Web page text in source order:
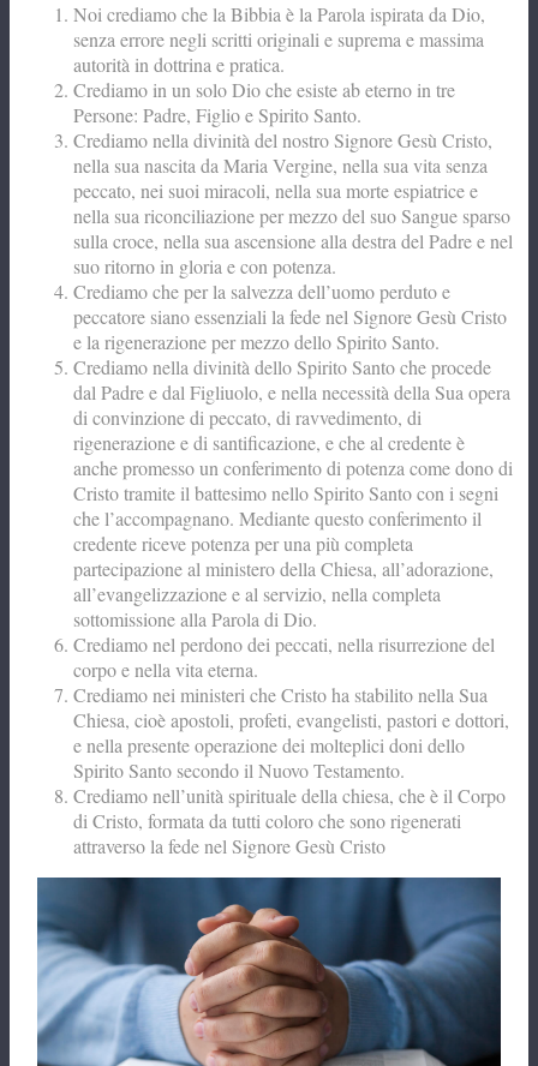
Noi crediamo che la Bibbia è la Parola ispirata da Dio,
senza errore negli scritti originali e suprema e massima
autorità in dottrina e pratica.
Crediamo in un solo Dio che esiste ab eterno in tre
Persone: Padre, Figlio e Spirito Santo.
Crediamo nella divinità del nostro Signore Gesù Cristo,
nella sua nascita da Maria Vergine, nella sua vita senza
peccato, nei suoi miracoli, nella sua morte espiatrice e
nella sua riconciliazione per mezzo del suo Sangue sparso
sulla croce, nella sua ascensione alla destra del Padre e nel
suo ritorno in gloria e con potenza.
Crediamo che per la salvezza dell’uomo perduto e
peccatore siano essenziali la fede nel Signore Gesù Cristo
e la rigenerazione per mezzo dello Spirito Santo.
Crediamo nella divinità dello Spirito Santo che procede
dal Padre e dal Figliuolo, e nella necessità della Sua opera
di convinzione di peccato, di ravvedimento, di
rigenerazione e di santificazione, e che al credente è
anche promesso un conferimento di potenza come dono di
Cristo tramite il battesimo nello Spirito Santo con i segni
che l’accompagnano. Mediante questo conferimento il
credente riceve potenza per una più completa
partecipazione al ministero della Chiesa, all’adorazione,
all’evangelizzazione e al servizio, nella completa
sottomissione alla Parola di Dio.
Crediamo nel perdono dei peccati, nella risurrezione del
corpo e nella vita eterna.
Crediamo nei ministeri che Cristo ha stabilito nella Sua
Chiesa, cioè apostoli, profeti, evangelisti, pastori e dottori,
e nella presente operazione dei molteplici doni dello
Spirito Santo secondo il Nuovo Testamento.
Crediamo nell’unità spirituale della chiesa, che è il Corpo
di Cristo, formata da tutti coloro che sono rigenerati
attraverso la fede nel Signore Gesù Cristo